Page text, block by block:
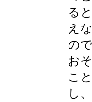
る
え
の
お
こ
し